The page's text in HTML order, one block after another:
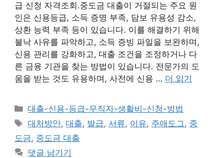
급 신청 자격조회.중도금 대출이 거절되는 주요 원
인은 신용등급, 소득 증명 부족, 담보 유용성 감소,
상환 능력 부족 등이 있습니다. 이를 해결하기 위해
불낙 사유를 파악하고, 소득 증빙 파일을 보완하며,
신용 관리를 강화하고, 대출 조건을 조정하거나 다
른 금융 기관을 찾는 방법이 있습니다. 전문가의 도
움을 받는 것도 유용하며, 사전에 신용 … 더 읽기
카
테
리
대출-신용-등급-무직자-생활비-신청-방법
태
그
대처방안,대출, 발급, 서류, 이유, 주애도그, 중
도금, 중도금 대출
댓글 남기기